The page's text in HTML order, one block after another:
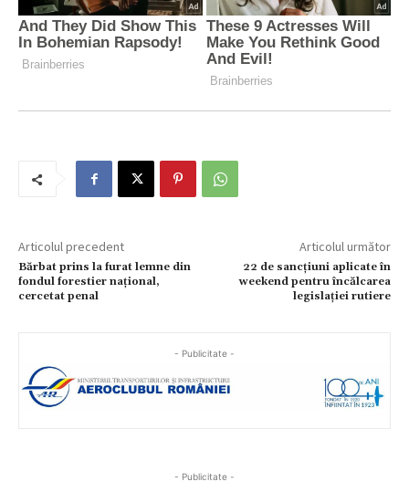
Articolul precedent
Bărbat prins la furat lemne din
fondul forestier național,
cercetat penal
Articolul următor
22 de sancțiuni aplicate în
weekend pentru încălcarea
legislației rutiere
- Publicitate -
- Publicitate -